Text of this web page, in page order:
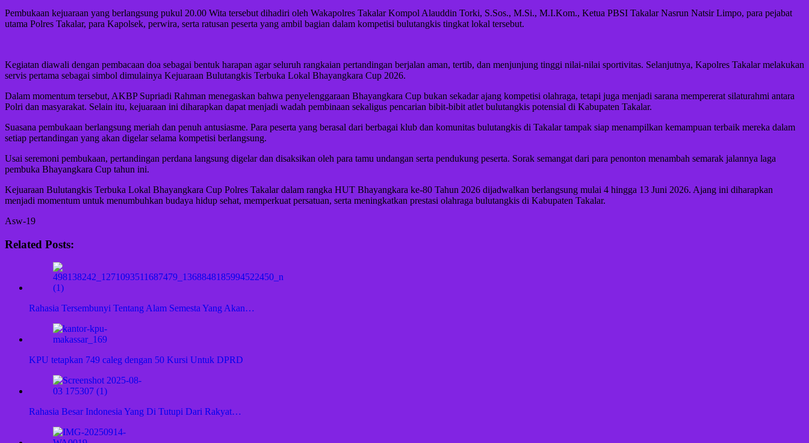
Pembukaan kejuaraan yang berlangsung pukul 20.00 Wita tersebut dihadiri oleh Wakapolres Takalar Kompol Alauddin Torki, S.Sos., M.Si., M.I.Kom., Ketua PBSI Takalar Nasrun Natsir Limpo, para pejabat
utama Polres Takalar, para Kapolsek, perwira, serta ratusan peserta yang ambil bagian dalam kompetisi bulutangkis tingkat lokal tersebut.
Kegiatan diawali dengan pembacaan doa sebagai bentuk harapan agar seluruh rangkaian pertandingan berjalan aman, tertib, dan menjunjung tinggi nilai-nilai sportivitas. Selanjutnya, Kapolres Takalar melakukan
servis pertama sebagai simbol dimulainya Kejuaraan Bulutangkis Terbuka Lokal Bhayangkara Cup 2026.
Dalam momentum tersebut, AKBP Supriadi Rahman menegaskan bahwa penyelenggaraan Bhayangkara Cup bukan sekadar ajang kompetisi olahraga, tetapi juga menjadi sarana mempererat silaturahmi antara
Polri dan masyarakat. Selain itu, kejuaraan ini diharapkan dapat menjadi wadah pembinaan sekaligus pencarian bibit-bibit atlet bulutangkis potensial di Kabupaten Takalar.
Suasana pembukaan berlangsung meriah dan penuh antusiasme. Para peserta yang berasal dari berbagai klub dan komunitas bulutangkis di Takalar tampak siap menampilkan kemampuan terbaik mereka dalam
setiap pertandingan yang akan digelar selama kompetisi berlangsung.
Usai seremoni pembukaan, pertandingan perdana langsung digelar dan disaksikan oleh para tamu undangan serta pendukung peserta. Sorak semangat dari para penonton menambah semarak jalannya laga
pembuka Bhayangkara Cup tahun ini.
Kejuaraan Bulutangkis Terbuka Lokal Bhayangkara Cup Polres Takalar dalam rangka HUT Bhayangkara ke-80 Tahun 2026 dijadwalkan berlangsung mulai 4 hingga 13 Juni 2026. Ajang ini diharapkan
menjadi momentum untuk menumbuhkan budaya hidup sehat, memperkuat persatuan, serta meningkatkan prestasi olahraga bulutangkis di Kabupaten Takalar.
Asw-19
Related Posts:
Rahasia Tersembunyi Tentang Alam Semesta Yang Akan…
KPU tetapkan 749 caleg dengan 50 Kursi Untuk DPRD
Rahasia Besar Indonesia Yang Di Tutupi Dari Rakyat…